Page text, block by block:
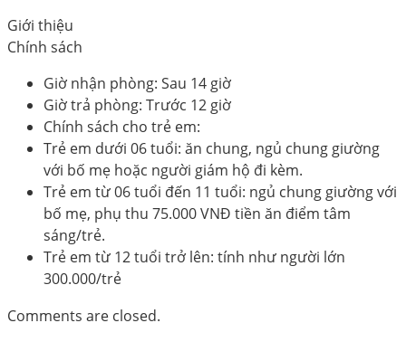
Giới thiệu
Chính sách
Giờ nhận phòng: Sau 14 giờ
Giờ trả phòng: Trước 12 giờ
Chính sách cho trẻ em:
Trẻ em dưới 06 tuổi: ăn chung, ngủ chung giường
với bố mẹ hoặc người giám hộ đi kèm.
Trẻ em từ 06 tuổi đến 11 tuổi: ngủ chung giường với
bố mẹ, phụ thu 75.000 VNĐ tiền ăn điểm tâm
sáng/trẻ.
Trẻ em từ 12 tuổi trở lên: tính như người lớn
300.000/trẻ
Comments are closed.